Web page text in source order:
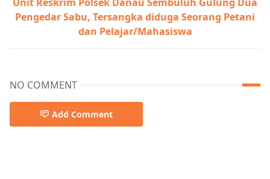
Pengedar Sabu, Tersangka diduga Seorang Petani
dan Pelajar/Mahasiswa
NO COMMENT
Add Comment